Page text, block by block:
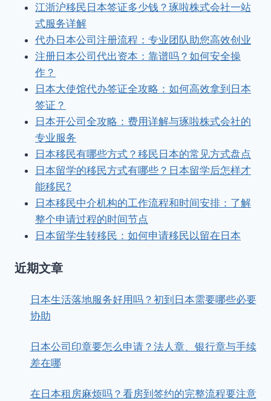
江浙沪移民日本签证多少钱？琢啦株式会社一站
式服务详解
代办日本公司注册流程：专业团队助您高效创业
注册日本公司代出资本：靠谱吗？如何安全操
作？
日本大使馆代办签证全攻略：如何高效拿到日本
签证？
日本开公司全攻略：费用详解与琢啦株式会社的
专业服务
日本移民有哪些方式？移民日本的常见方式盘点
日本留学的移民方式有哪些？日本留学后怎样才
能移民?
日本移民中介机构的工作流程和时间安排：了解
整个申请过程的时间节点
日本留学生转移民：如何申请移民以留在日本
近期文章
日本生活落地服务好用吗？初到日本需要哪些必要
协助
日本公司印章要怎么申请？法人章、银行章与手续
差在哪
在日本租房麻烦吗？看房到签约的完整流程要注意